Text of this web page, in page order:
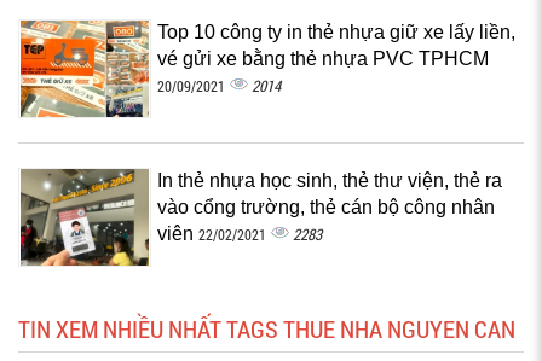
Top 10 công ty in thẻ nhựa giữ xe lấy liền,
vé gửi xe bằng thẻ nhựa PVC TPHCM
20/09/2021 2014
In thẻ nhựa học sinh, thẻ thư viện, thẻ ra
vào cổng trường, thẻ cán bộ công nhân
viên 22/02/2021 2283
TIN XEM NHIỀU NHẤT TAGS THUE NHA NGUYEN CAN